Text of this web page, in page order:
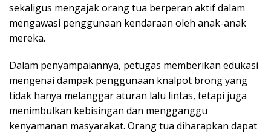
sekaligus mengajak orang tua berperan aktif dalam
mengawasi penggunaan kendaraan oleh anak-anak
mereka.
Dalam penyampaiannya, petugas memberikan edukasi
mengenai dampak penggunaan knalpot brong yang
tidak hanya melanggar aturan lalu lintas, tetapi juga
menimbulkan kebisingan dan mengganggu
kenyamanan masyarakat. Orang tua diharapkan dapat